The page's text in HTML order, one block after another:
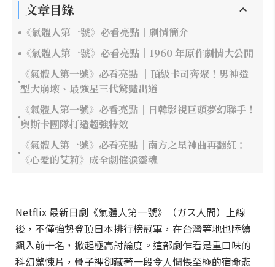
文章目錄
《氣體人第一號》必看亮點｜劇情簡介
《氣體人第一號》必看亮點｜1960 年原作劇情大公開
《氣體人第一號》必看亮點 ｜頂級卡司齊聚！男神造
型大崩壞、最強星三代驚豔出道
《氣體人第一號》必看亮點｜日韓影視巨頭夢幻聯手！
奧斯卡團隊打造超強特效
《氣體人第一號》必看亮點｜南方之星神曲再翻紅：
《心愛的艾莉》成全劇催淚靈魂
Netflix 最新日劇《氣體人第一號》（ガス人間）上線
後，不僅強勢登頂日本排行榜冠軍，在台灣等地也陸續
飆入前十名，掀起極高討論度。這部劇乍看是重口味的
科幻驚悚片，骨子裡卻藏著一段令人惆悵至極的宿命悲